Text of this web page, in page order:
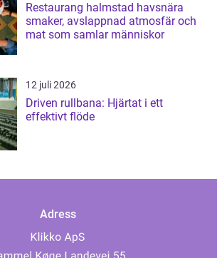
Restaurang halmstad havsnära
smaker, avslappnad atmosfär och
mat som samlar människor
12 juli 2026
Driven rullbana: Hjärtat i ett
effektivt flöde
Adress